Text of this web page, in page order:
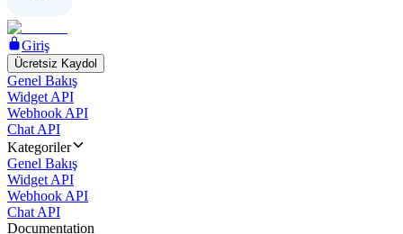
Giriş
Ücretsiz Kaydol
Genel Bakış
Widget API
Webhook API
Chat API
Kategoriler
Genel Bakış
Widget API
Webhook API
Chat API
Documentation